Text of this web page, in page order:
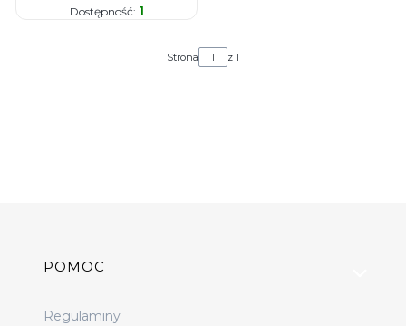
Dostępność: 1
Strona z 1
Linki w stopce
POMOC
Regulaminy